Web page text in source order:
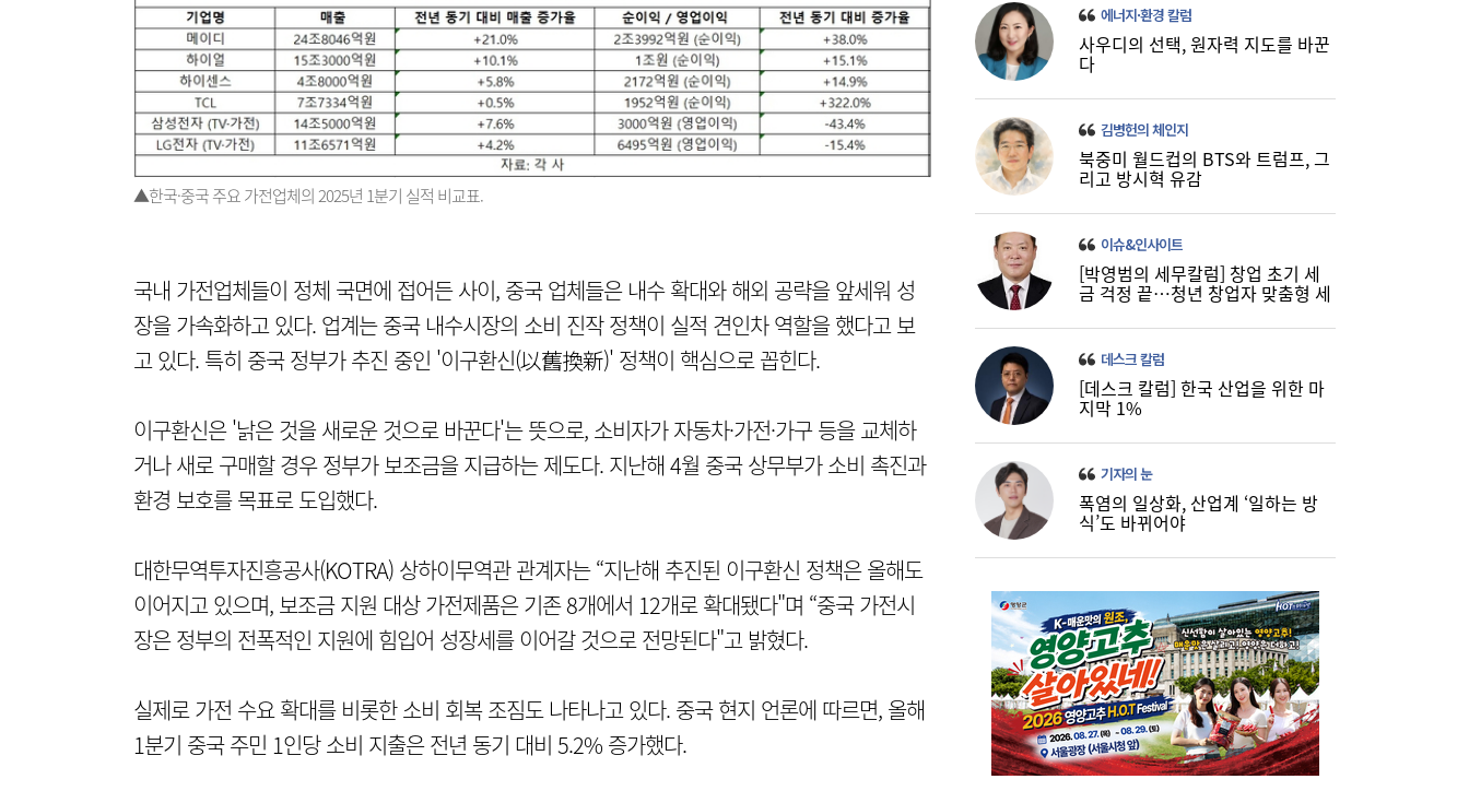
▲한국·중국 주요 가전업체의 2025년 1분기 실적 비교표.
국내 가전업체들이 정체 국면에 접어든 사이, 중국 업체들은 내수 확대와 해외 공략을 앞세워 성
장을 가속화하고 있다. 업계는 중국 내수시장의 소비 진작 정책이 실적 견인차 역할을 했다고 보
고 있다. 특히 중국 정부가 추진 중인 '이구환신(以舊換新)' 정책이 핵심으로 꼽힌다.
이구환신은 '낡은 것을 새로운 것으로 바꾼다'는 뜻으로, 소비자가 자동차·가전·가구 등을 교체하
거나 새로 구매할 경우 정부가 보조금을 지급하는 제도다. 지난해 4월 중국 상무부가 소비 촉진과
환경 보호를 목표로 도입했다.
대한무역투자진흥공사(KOTRA) 상하이무역관 관계자는 “지난해 추진된 이구환신 정책은 올해도
이어지고 있으며, 보조금 지원 대상 가전제품은 기존 8개에서 12개로 확대됐다"며 “중국 가전시
장은 정부의 전폭적인 지원에 힘입어 성장세를 이어갈 것으로 전망된다"고 밝혔다.
실제로 가전 수요 확대를 비롯한 소비 회복 조짐도 나타나고 있다. 중국 현지 언론에 따르면, 올해
1분기 중국 주민 1인당 소비 지출은 전년 동기 대비 5.2% 증가했다.
에너지·환경 칼럼
사우디의 선택, 원자력 지도를 바꾼
다
김병헌의 체인지
북중미 월드컵의 BTS와 트럼프, 그
리고 방시혁 유감
이슈&인사이트
[박영범의 세무칼럼] 창업 초기 세
금 걱정 끝…청년 창업자 맞춤형 세
데스크 칼럼
[데스크 칼럼] 한국 산업을 위한 마
지막 1%
기자의 눈
폭염의 일상화, 산업계 ‘일하는 방
식’도 바뀌어야